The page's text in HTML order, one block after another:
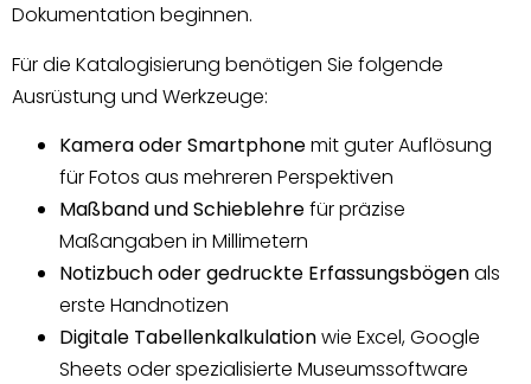
Dokumentation beginnen.
Für die Katalogisierung benötigen Sie folgende
Ausrüstung und Werkzeuge:
Kamera oder Smartphonemit guter Auflösung
für Fotos aus mehreren Perspektiven
Maßband und Schieblehrefür präzise
Maßangaben in Millimetern
Notizbuch oder gedruckte Erfassungsbögenals
erste Handnotizen
Digitale Tabellenkalkulationwie Excel, Google
Sheets oder spezialisierte Museumssoftware